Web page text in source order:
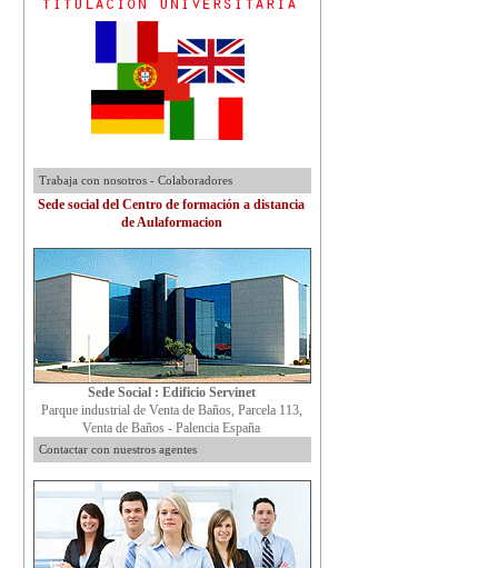
Trabaja con nosotros - Colaboradores
Sede social del Centro de formación a distancia
de Aulaformacion
Sede Social : Edificio Servinet
Parque industrial de Venta de Baños, Parcela 113,
Venta de Baños - Palencia España
Contactar con nuestros agentes